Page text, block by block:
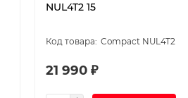
NUL4T2 15
Compact NUL4T2
21 990 ₽